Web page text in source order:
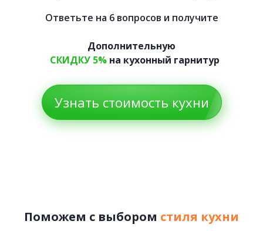
Ответьте на 6 вопросов и получите
Дополнительную
СКИДКУ 5%на кухонный гарнитур
Узнать стоимость кухни
Поможем с выбором стиля кухни